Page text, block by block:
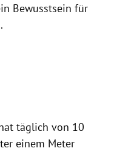
Bewusstsein für
täglich von 10
einem Meter